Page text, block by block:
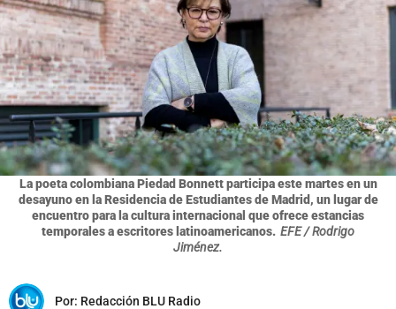
La poeta colombiana Piedad Bonnett participa este martes en un
desayuno en la Residencia de Estudiantes de Madrid, un lugar de
encuentro para la cultura internacional que ofrece estancias
temporales a escritores latinoamericanos. EFE / Rodrigo
Jiménez.
Por: Redacción BLU Radio